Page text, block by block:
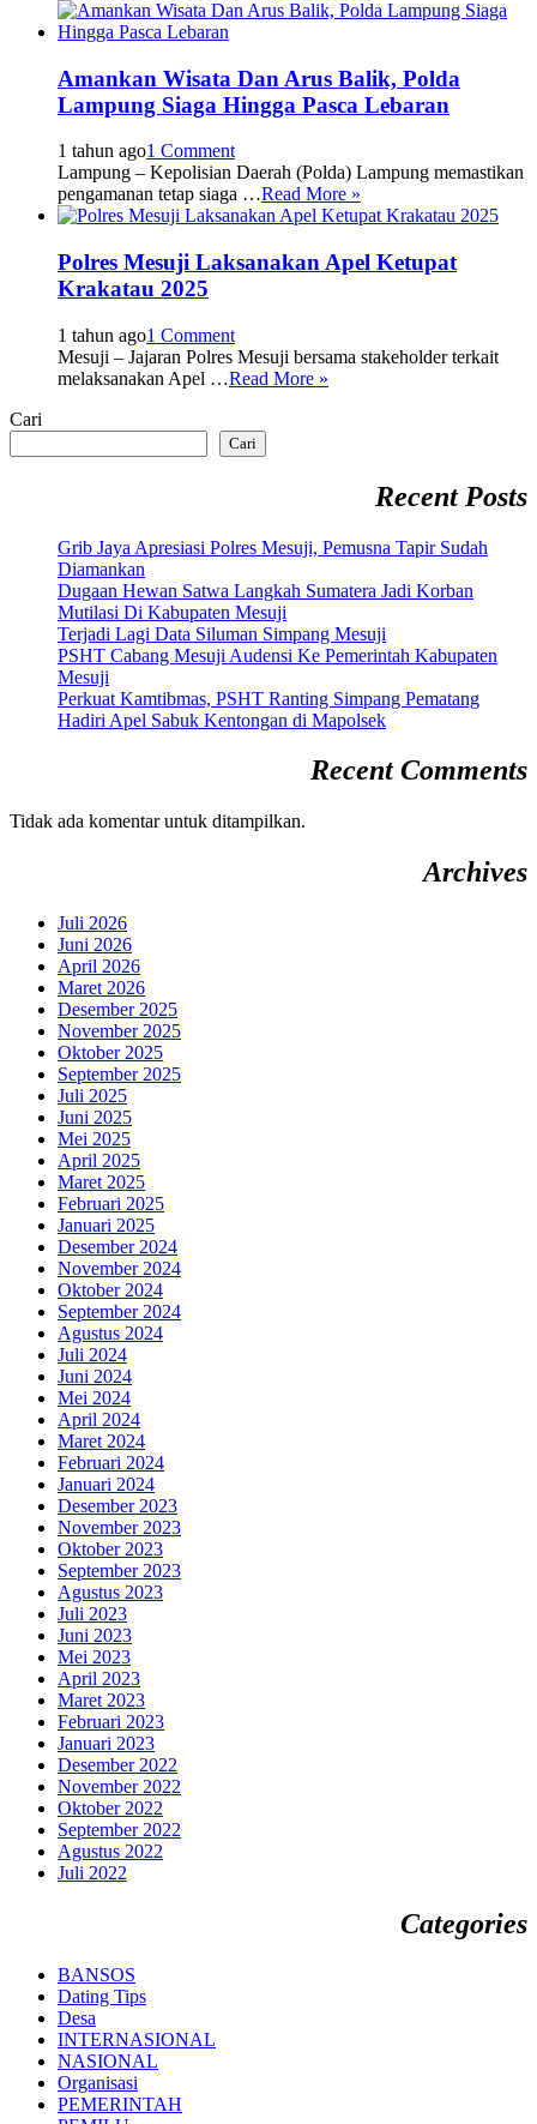
Amankan Wisata Dan Arus Balik, Polda
Lampung Siaga Hingga Pasca Lebaran
1 tahun ago1 Comment
Lampung – Kepolisian Daerah (Polda) Lampung memastikan
pengamanan tetap siaga …Read More »
Polres Mesuji Laksanakan Apel Ketupat
Krakatau 2025
1 tahun ago1 Comment
Mesuji – Jajaran Polres Mesuji bersama stakeholder terkait
melaksanakan Apel …Read More »
Cari
Cari
Recent Posts
Grib Jaya Apresiasi Polres Mesuji, Pemusna Tapir Sudah
Diamankan
Dugaan Hewan Satwa Langkah Sumatera Jadi Korban
Mutilasi Di Kabupaten Mesuji
Terjadi Lagi Data Siluman Simpang Mesuji
PSHT Cabang Mesuji Audensi Ke Pemerintah Kabupaten
Mesuji
Perkuat Kamtibmas, PSHT Ranting Simpang Pematang
Hadiri Apel Sabuk Kentongan di Mapolsek
Recent Comments
Tidak ada komentar untuk ditampilkan.
Archives
Juli 2026
Juni 2026
April 2026
Maret 2026
Desember 2025
November 2025
Oktober 2025
September 2025
Juli 2025
Juni 2025
Mei 2025
April 2025
Maret 2025
Februari 2025
Januari 2025
Desember 2024
November 2024
Oktober 2024
September 2024
Agustus 2024
Juli 2024
Juni 2024
Mei 2024
April 2024
Maret 2024
Februari 2024
Januari 2024
Desember 2023
November 2023
Oktober 2023
September 2023
Agustus 2023
Juli 2023
Juni 2023
Mei 2023
April 2023
Maret 2023
Februari 2023
Januari 2023
Desember 2022
November 2022
Oktober 2022
September 2022
Agustus 2022
Juli 2022
Categories
BANSOS
Dating Tips
Desa
INTERNASIONAL
NASIONAL
Organisasi
PEMERINTAH